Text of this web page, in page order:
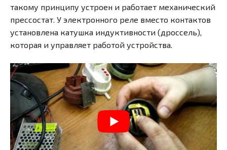
такому принципу устроен и работает механический
прессостат. У электронного реле вместо контактов
установлена катушка индуктивности (дроссель),
которая и управляет работой устройства.